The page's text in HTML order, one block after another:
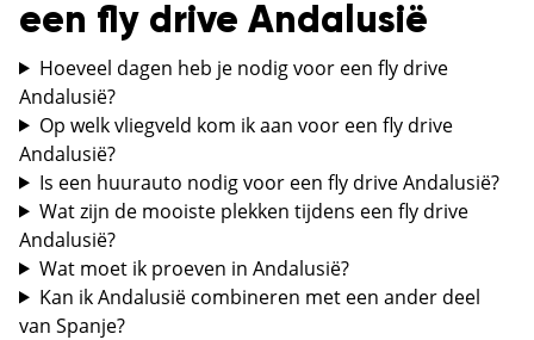
een fly drive Andalusië
Hoeveel dagen heb je nodig voor een fly drive
Andalusië?
Op welk vliegveld kom ik aan voor een fly drive
Andalusië?
Is een huurauto nodig voor een fly drive Andalusië?
Wat zijn de mooiste plekken tijdens een fly drive
Andalusië?
Wat moet ik proeven in Andalusië?
Kan ik Andalusië combineren met een ander deel
van Spanje?